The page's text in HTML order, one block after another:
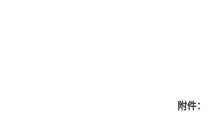
附件：